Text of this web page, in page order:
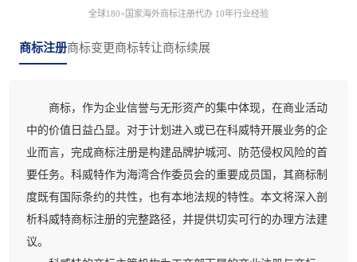
全球180+国家海外商标注册代办 10年行业经验
商标注册商标变更商标转让商标续展
商标，作为企业信誉与无形资产的集中体现，在商业活动
中的价值日益凸显。对于计划进入或已在科威特开展业务的企
业而言，完成商标注册是构建品牌护城河、防范侵权风险的首
要任务。科威特作为海湾合作委员会的重要成员国，其商标制
度既有国际条约的共性，也有本地法规的特性。本文将深入剖
析科威特商标注册的完整路径，并提供切实可行的办理方法建
议。